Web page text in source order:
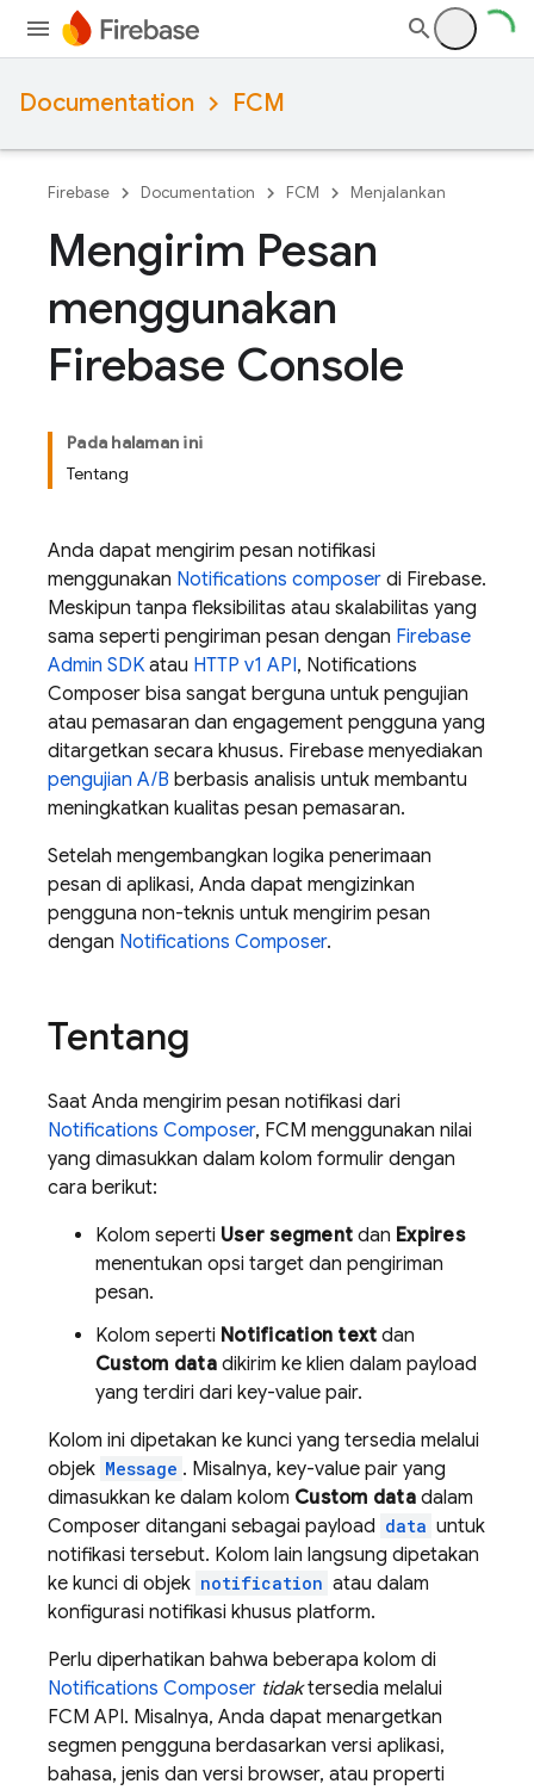
Documentation FCM
Firebase Documentation FCM Menjalankan
Mengirim Pesan
menggunakan
Firebase Console
Pada halaman ini
Tentang
Anda dapat mengirim pesan notifikasi
menggunakan Notifications composer di Firebase.
Meskipun tanpa fleksibilitas atau skalabilitas yang
sama seperti pengiriman pesan dengan Firebase
Admin SDK atau HTTP v1 API, Notifications
Composer bisa sangat berguna untuk pengujian
atau pemasaran dan engagement pengguna yang
ditargetkan secara khusus. Firebase menyediakan
pengujian A/B berbasis analisis untuk membantu
meningkatkan kualitas pesan pemasaran.
Setelah mengembangkan logika penerimaan
pesan di aplikasi, Anda dapat mengizinkan
pengguna non-teknis untuk mengirim pesan
dengan Notifications Composer.
Tentang
Saat Anda mengirim pesan notifikasi dari
Notifications Composer, FCM menggunakan nilai
yang dimasukkan dalam kolom formulir dengan
cara berikut:
Kolom seperti User segment dan Expires
menentukan opsi target dan pengiriman
pesan.
Kolom seperti Notification text dan
Custom datadikirim ke klien dalam payload
yang terdiri dari key-value pair.
Kolom ini dipetakan ke kunci yang tersedia melalui
objek Message . Misalnya, key-value pair yang
dimasukkan ke dalam kolom Custom datadalam
Composer ditangani sebagai payload data untuk
notifikasi tersebut. Kolom lain langsung dipetakan
ke kunci di objek notification atau dalam
konfigurasi notifikasi khusus platform.
Perlu diperhatikan bahwa beberapa kolom di
Notifications Composer tidaktersedia melalui
FCM API. Misalnya, Anda dapat menargetkan
segmen pengguna berdasarkan versi aplikasi,
bahasa, jenis dan versi browser, atau properti